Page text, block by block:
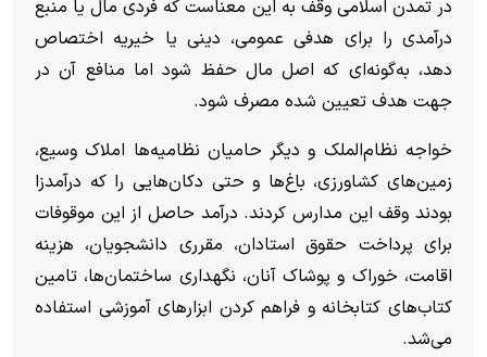
در تمدن اسلامی وقف به این معناست که فردی مال یا منبع
درآمدی را برای هدفی عمومی، دینی یا خیریه اختصاص
دهد، به‌گونه‌ای که اصل مال حفظ شود اما منافع آن در
جهت هدف تعیین‌ شده مصرف شود.
خواجه نظام‌الملک و دیگر حامیان نظامیه‌ها املاک وسیع،
زمین‌های کشاورزی، باغ‌ها و حتی دکان‌هایی را که درآمدزا
بودند وقف این مدارس کردند. درآمد حاصل از این موقوفات
برای پرداخت حقوق استادان، مقرری دانشجویان، هزینه
اقامت، خوراک و پوشاک آنان، نگهداری ساختمان‌ها، تامین
کتاب‌های کتابخانه و فراهم کردن ابزارهای آموزشی استفاده
می‌شد.